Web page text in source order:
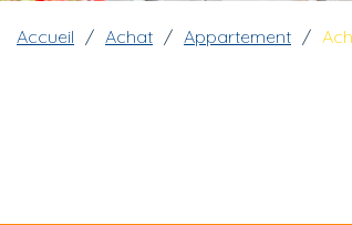
Fil d'Ariane
Accueil Achat Appartement